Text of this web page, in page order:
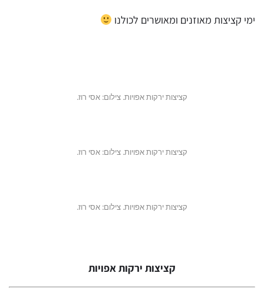
ימי קציצות מאוזנים ומאושרים לכולנו
קציצות ירקות אפויות. צילום: אסי רוז.
קציצות ירקות אפויות. צילום: אסי רוז.
קציצות ירקות אפויות. צילום: אסי רוז.
קציצות ירקות אפויות